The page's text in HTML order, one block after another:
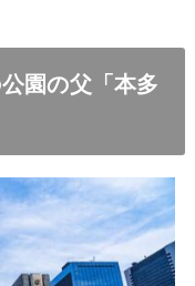
園の父「本多